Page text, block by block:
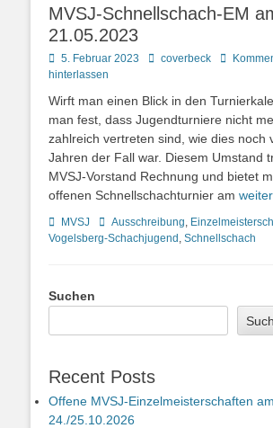
MVSJ-Schnellschach-EM
21.05.2023
Posted
on
5. Februar 2023 Autorcoverbeck
hinterlassen
Wirft man einen Blick in den
man fest, dass Jugendturniere nicht
zahlreich vertreten sind, wie dies noch
Jahren der Fall war. Diesem Umstand
MVSJ-Vorstand Rechnung und bietet
offenen Schnellschachturnier am
Kategorien
MVSJ Schlagworte
Ausschreibung,
Vogelsberg-Schachjugend , Schnellschach
Suchen
Recent Posts
Offene MVSJ-Einzelmeisterschaften am
24./25.10.2026